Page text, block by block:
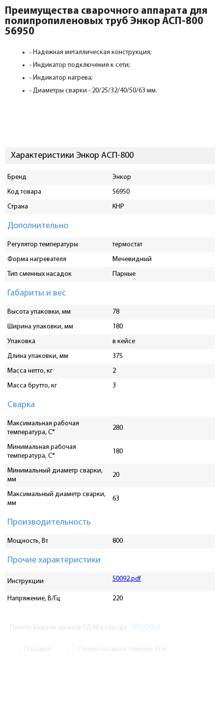
Преимущества сварочного аппарата для
полипропиленовых труб Энкор АСП-800
56950
- Надежная металлическая конструкция;
- Индикатор подключения к сети;
- Индикатор нагрева;
- Диаметры сварки - 20/25/32/40/50/63 мм.
Характеристики Энкор АСП-800
Бренд
Энкор
Код товара
56950
Страна
КНР
Дополнительно
Регулятор температуры
термостат
Форма нагревателя
Мечевидный
Тип сменных насадок
Парные
Габариты и вес
Высота упаковки, мм
78
Ширина упаковки, мм
180
Упаковка
в кейсе
Длина упаковки, мм
375
Масса нетто, кг
2
Масса брутто, кг
3
Сварка
Максимальная рабочая
температура, С°
280
Минимальная рабочая
температура, C°
180
Минимальный диаметр сварки,
мм
20
Максимальный диаметр сварки,
мм
63
Производительность
Мощность, Вт 800
Прочие характеристики
Инструкции 50092.pdf
Напряжение, В/Гц 220
Пункты выдачи заказов СДЭК в городе
Постамат Прием посылок тяжелее 35 кг